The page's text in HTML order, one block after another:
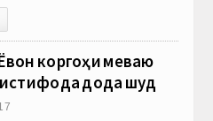
коргоҳи меваю
истифода дода шуд